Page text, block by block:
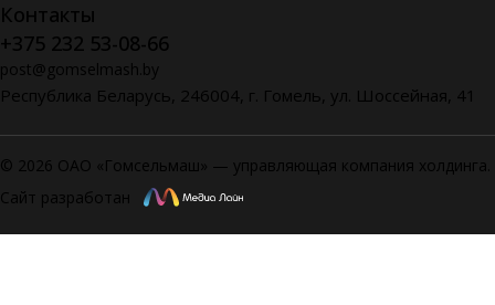
Контакты
+375 232 53-08-66
post@gomselmash.by
Республика Беларусь, 246004, г. Гомель, ул. Шоссейная, 41
© 2026 ОАО «Гомсельмаш» — управляющая компания холдинга.
Сайт разработан